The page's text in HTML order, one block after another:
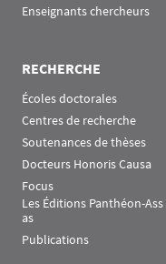
Enseignants chercheurs
RECHERCHE
Écoles doctorales
Centres de recherche
Soutenances de thèses
Docteurs Honoris Causa
Focus
Les Éditions Panthéon-Ass
as
Publications